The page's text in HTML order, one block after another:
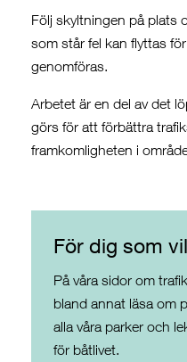
Följ skyltningen på plats
som står fel kan flyttas
genomföras.
Arbetet är en del av det
görs för att förbättra
framkomligheten i
För dig som
På våra sidor om
bland annat läsa om
alla våra parker och
för båtlivet.